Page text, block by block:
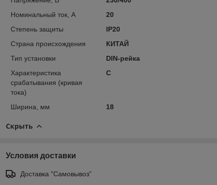
Номинальный ток, А
20
Степень защиты
IP20
Страна происхождения
КИТАЙ
Тип установки
DIN-рейка
Характеристика
срабатывания (кривая
тока)
C
Ширина, мм 18
Скрыть
Условия доставки
Доставка "Самовывоз"